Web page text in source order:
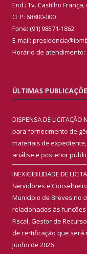
End.: Tv. Castilho
CEP: 68800-000
Fone: (91) 98571-1862
E-mail:
Horário de atendimento:
ÚLTIMAS
DISPENSA DE
para fornecimento de
materiais de
análise e posterior
INEXIGIBILIDADE DE
Servidores e
Município de Breves no
relacionados às
Fiscal, Gestor de
de certificação que será
junho de 2026